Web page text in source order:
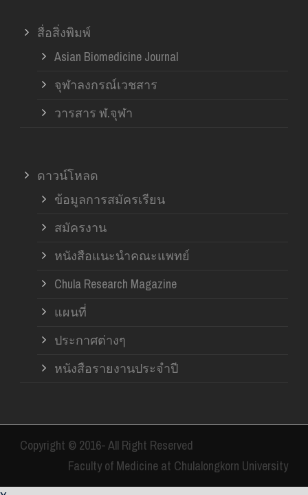
สื่อสิ่งพิมพ์
Asian Biomedicine Journal
จุฬาลงกรณ์เวชสาร
วารสาร ฬ.จุฬา
ดาวน์โหลด
ข้อมูลการสมัครเรียน
สมัครงาน
หนังสือแนะนำคณะแพทย์
Chula Research Magazine
แผนที่
ประกาศต่างๆ
หนังสือรายงานประจำปี
Copyright © 2016- All Right Reserved
Faculty of Medicine at Chulalongkorn University